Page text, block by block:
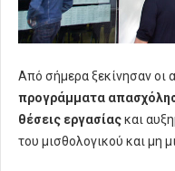
Από σήμερα ξεκίνησαν οι
προγράμματα
θέσεις εργασίαςκαι
του μισθολογικού και μη